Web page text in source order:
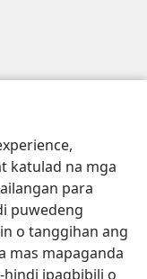
katulad na mga
para
puwedeng
o tanggihan ang
mas mapaganda
ipagbibili o